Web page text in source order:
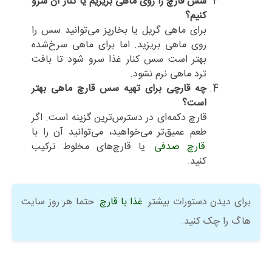
کنیم؟
برای ماهی گریل یا بخارپز می‌توانید سس را
روی ماهی بریزید. اما برای ماهی سرخ‌شده
بهتر است سس کنار غذا سرو شود تا بافت
ترد ماهی نرم نشود.
چه قارچی برای تهیه سس قارچ ماهی بهتر
است؟
قارچ دکمه‌ای در دسترس‌ترین گزینه است. اگر
طعم عمیق‌تر می‌خواهید، می‌توانید آن را با
قارچ صدفی
یا قارچ‌های مخلوط ترکیب
کنید.
برای دیدن دستورات بیشتر غذا با قارچ حتما هر روز سایت
هاگ را چک کنید.